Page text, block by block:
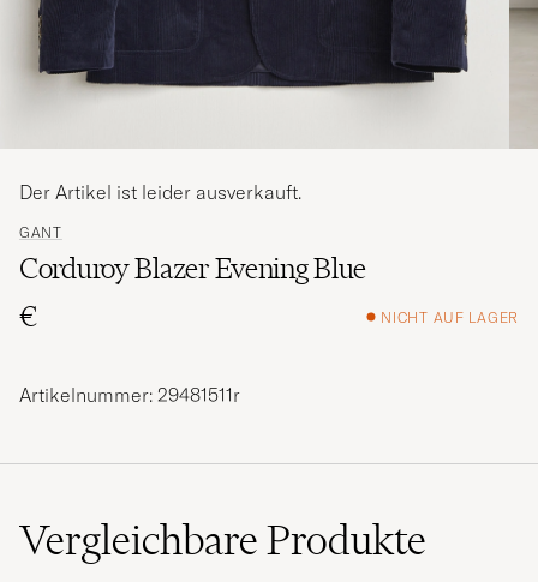
GANT
Corduroy Blazer Evening Blue
€
NICHT AUF LAGER
Der Artikel ist leider ausverkauft.
Artikelnummer: 29481511r
VergleichbareProdukte